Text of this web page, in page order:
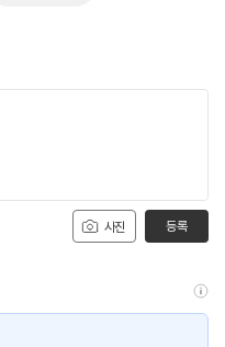
사진 등록